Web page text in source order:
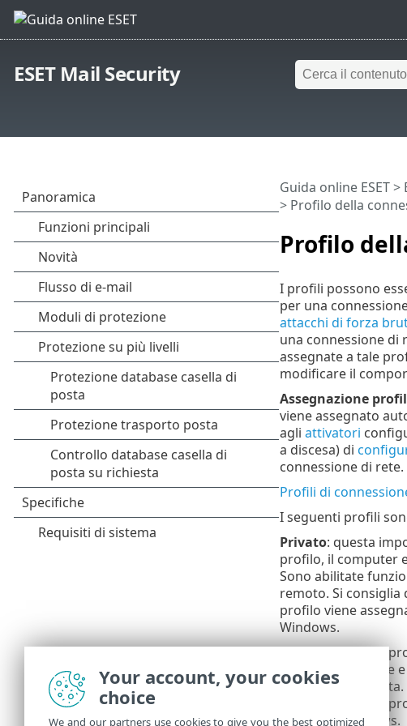
ESET Mail Security
Profilo
Guida online ESET>
> Profilo della
I profili possono
per una
attacchi di forza
una connessione di
assegnate a tale
modificare il
Assegnazione
viene assegnato
agli attivatori
a discesa) di
connessione di rete.
Profili di
I seguenti profili
Privato: questa
profilo, il computer
Sono abilitate
remoto. Si
profilo viene
Windows.
Pubblico: questo
impostazione, i file
risorse è
pubblico. Questo
private in Windows.
Your account, your cookies
choice
We and our partners use cookies to give you the best optimized